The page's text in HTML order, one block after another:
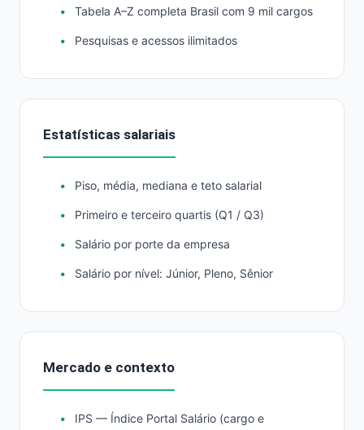
Tabela A–Z completa Brasil com 9 mil cargos
Pesquisas e acessos ilimitados
Estatísticas salariais
Piso, média, mediana e teto salarial
Primeiro e terceiro quartis (Q1 / Q3)
Salário por porte da empresa
Salário por nível: Júnior, Pleno, Sênior
Mercado e contexto
IPS — Índice Portal Salário (cargo e